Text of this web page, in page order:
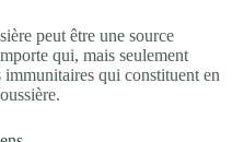
peut être une source
qui, mais seulement
immunitaires qui constituent en